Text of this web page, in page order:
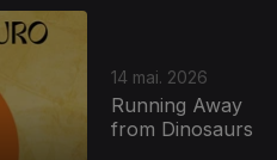
14 mai. 2026
Running Away
from Dinosaurs